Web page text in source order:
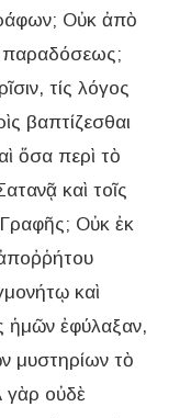
Οὐκ ἀπὸ
παραδόσεως;
τίς λόγος
βαπτίζεσθαι
ὅσα περὶ τὸ
καὶ τοῖς
Γραφῆς; Οὐκ ἐκ
καὶ
ἡμῶν ἐφύλαξαν,
μυστηρίων τὸ
γὰρ οὐδὲ